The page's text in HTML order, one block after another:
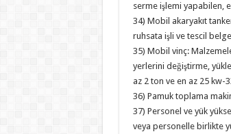
serme işlemi yapabilen,
34) Mobil akaryakıt
ruhsata işli ve tescil
35) Mobil vinç:
yerlerini değiştirme,
az 2 ton ve en az 25
36) Pamuk toplama
37) Personel ve yük
veya personelle birlikte